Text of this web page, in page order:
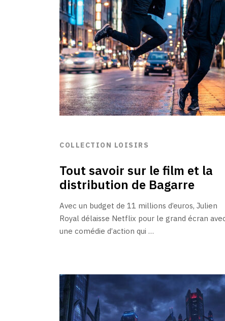
COLLECTION LOISIRS
Tout savoir sur le film et la
distribution de Bagarre
Avec un budget de 11 millions d’euros, Julien
Royal délaisse Netflix pour le grand écran
une comédie d’action qui …